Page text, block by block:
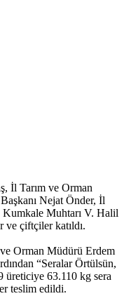
İl Tarım ve Orman
Nejat Önder, İl
Muhtarı V. Halil
çiftçiler katıldı.
ve Orman Müdürü Erdem
“Seralar Örtülsün,
üreticiye 63.110 kg sera
teslim edildi.